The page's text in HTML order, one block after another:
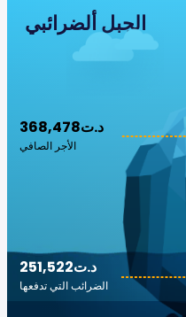
الجبل ألضرائبي
368,478د.ت
الأجر الصافي
251,522د.ت
الضرائب التي تدفعها